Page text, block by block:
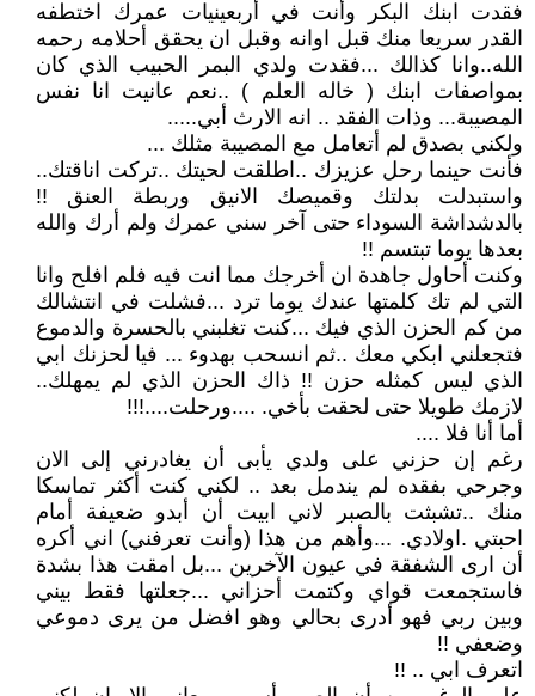
فقدت ابنك البكر وأنت في أربعينيات عمرك اختطفه
القدر سريعا منك قبل اوانه وقبل ان يحقق أحلامه رحمه
الله..وانا كذالك ...فقدت ولدي البمر الحبيب الذي كان
بمواصفات ابنك ( خاله العلم ) ..نعم عانيت انا نفس
المصيبة... وذات الفقد .. انه الارث أبي.....
ولكني بصدق لم أتعامل مع المصيبة مثلك ...
فأنت حينما رحل عزيزك ..اطلقت لحيتك ..تركت اناقتك..
واستبدلت بدلتك وقميصك الانيق وربطة العنق !!
بالدشداشة السوداء حتى آخر سني عمرك ولم أرك والله
بعدها يوما تبتسم !!
وكنت أحاول جاهدة ان أخرجك مما انت فيه فلم افلح وانا
التي لم تك كلمتها عندك يوما ترد ...فشلت في انتشالك
من كم الحزن الذي فيك ...كنت تغلبني بالحسرة والدموع
فتجعلني ابكي معك ..ثم انسحب بهدوء ... فيا لحزنك ابي
الذي ليس كمثله حزن !! ذاك الحزن الذي لم يمهلك..
لازمك طويلا حتى لحقت بأخي. ....ورحلت....!!!
أما أنا فلا ....
رغم إن حزني على ولدي يأبى أن يغادرني إلى الان
وجرحي بفقده لم يندمل بعد .. لكني كنت أكثر تماسكا
منك ..تشبثت بالصبر لاني ابيت أن أبدو ضعيفة أمام
احبتي .اولادي. ...وأهم من هذا (وأنت تعرفني) اني أكره
أن ارى الشفقة في عيون الآخرين ...بل امقت هذا بشدة
فاستجمعت قواي وكتمت أحزاني ...جعلتها فقط بيني
وبين ربي فهو أدرى بحالي وهو افضل من يرى دموعي
وضعفي !!
اتعرف ابي .. !!